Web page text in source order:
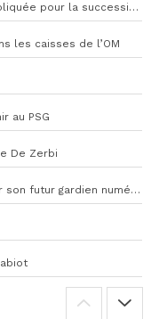
L’OM s’attaque à une nouvelle piste compliquée pour la succession de Rulli
les caisses de l’OM
au PSG
De Zerbi
Restes, Atubolu, Bulka… L’OM galère pour son futur gardien numéro 1